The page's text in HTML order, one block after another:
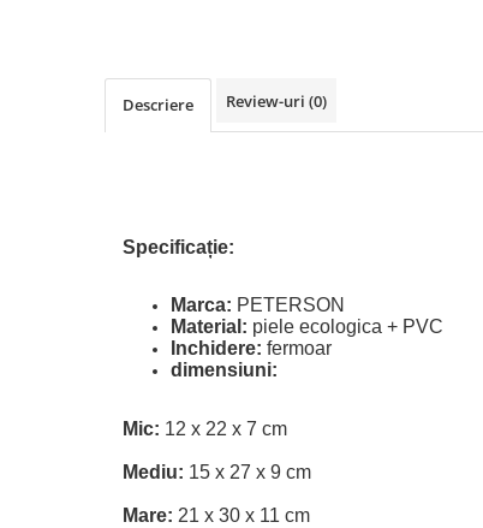
Descriere Review-uri (0)
Specificație:
Marca: PETERSON
Material: piele ecologica + PVC
Inchidere: fermoar
dimensiuni:
Mic: 12 x 22 x 7 cm
Mediu: 15 x 27 x 9 cm
Mare: 21 x 30 x 11 cm